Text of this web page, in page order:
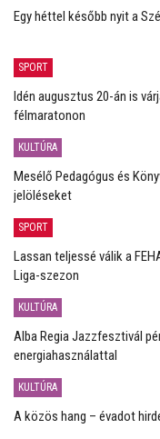
Egy héttel később nyit a
SPORT
Idén augusztus 20-án is
félmaratonon
KULTÚRA
Mesélő Pedagógus és
jelöléseket
SPORT
Lassan teljessé válik a
Liga-szezon
KULTÚRA
Alba Regia Jazzfesztivál
energiahasználattal
KULTÚRA
A közös hang – évadot